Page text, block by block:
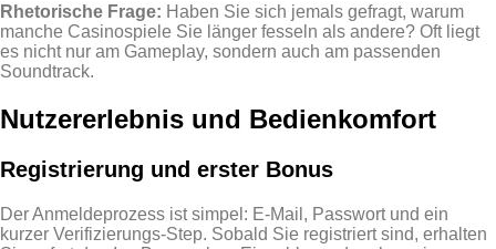
Rhetorische Frage: Haben Sie sich jemals gefragt, warum
manche Casinospiele Sie länger fesseln als andere? Oft liegt
es nicht nur am Gameplay, sondern auch am passenden
Soundtrack.
Nutzererlebnis und Bedienkomfort
Registrierung und erster Bonus
Der Anmeldeprozess ist simpel: E‑Mail, Passwort und ein
kurzer Verifizierungs‑Step. Sobald Sie registriert sind, erhalten